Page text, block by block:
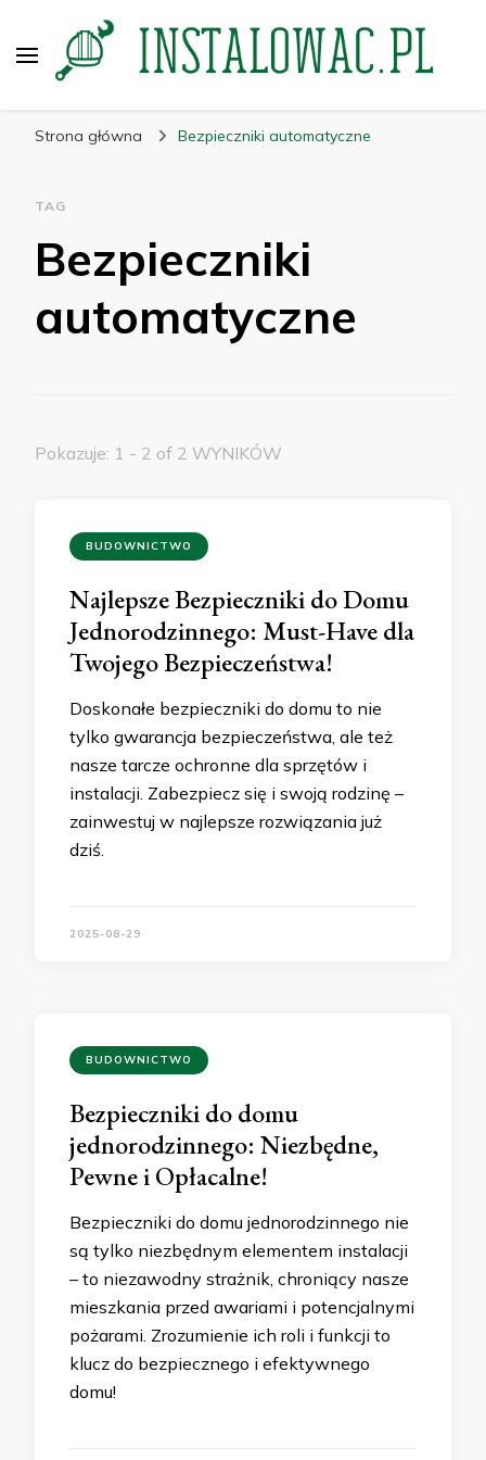
Strona główna Bezpieczniki automatyczne
TAG
Bezpieczniki
automatyczne
Pokazuje: 1 - 2 of 2 WYNIKÓW
BUDOWNICTWO
Najlepsze Bezpieczniki do Domu
Jednorodzinnego: Must-Have dla
Twojego Bezpieczeństwa!
Doskonałe bezpieczniki do domu to nie
tylko gwarancja bezpieczeństwa, ale też
nasze tarcze ochronne dla sprzętów i
instalacji. Zabezpiecz się i swoją rodzinę –
zainwestuj w najlepsze rozwiązania już
dziś.
2025-08-29
BUDOWNICTWO
Bezpieczniki do domu
jednorodzinnego: Niezbędne,
Pewne i Opłacalne!
Bezpieczniki do domu jednorodzinnego nie
są tylko niezbędnym elementem instalacji
– to niezawodny strażnik, chroniący nasze
mieszkania przed awariami i potencjalnymi
pożarami. Zrozumienie ich roli i funkcji to
klucz do bezpiecznego i efektywnego
domu!